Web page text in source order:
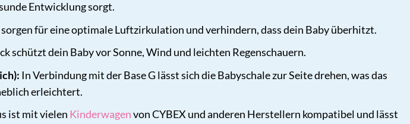
Entwicklung sorgt.
für eine optimale Luftzirkulation und verhindern, dass dein Baby überhitzt.
schützt dein Baby vor Sonne, Wind und leichten Regenschauern.
In Verbindung mit der Base G lässt sich die Babyschale zur Seite drehen, was das
erleichtert.
ist mit vielen Kinderwagenvon CYBEX und anderen Herstellern kompatibel und lässt